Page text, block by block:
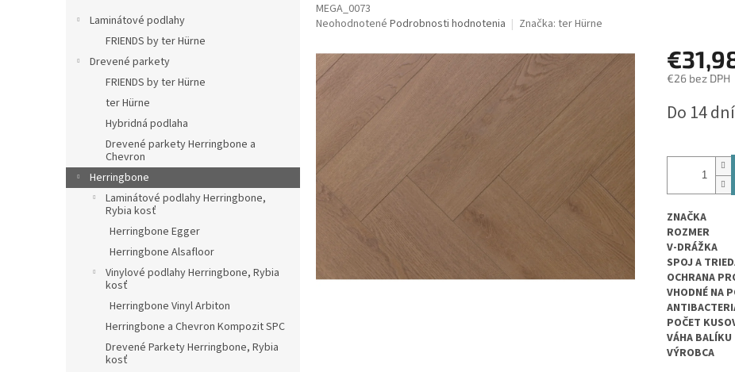
Laminátové podlahy
FRIENDS by ter Hürne
Drevené parkety
FRIENDS by ter Hürne
ter Hürne
Hybridná podlaha
Drevené parkety Herringbone a
Chevron
Herringbone
Laminátové podlahy Herringbone,
Rybia kosť
Herringbone Egger
Herringbone Alsafloor
Vinylové podlahy Herringbone, Rybia
kosť
Herringbone Vinyl Arbiton
Herringbone a Chevron Kompozit SPC
Drevené Parkety Herringbone, Rybia
kosť
MEGA_0073
Priemerné
produktu
0,0
z
hviezdičiek.
Neohodnotené Podrobnosti hodnotenia Značka: ter Hürne
€26 bez DPH
cena:
Do 14 dní
ZNAČKA
ROZMER
V-DRÁŽKA
SPOJ A
OCHRANA
VHODNÉ NA
POČET
VÁHA BALÍKU
VÝROBCA